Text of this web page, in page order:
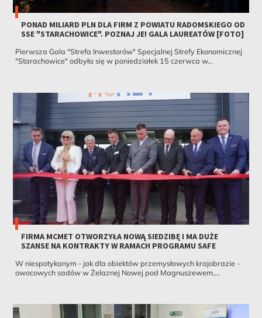
PONAD MILIARD PLN DLA FIRM Z POWIATU RADOMSKIEGO OD
SSE "STARACHOWICE". POZNAJ JE! GALA LAUREATÓW [FOTO]
Pierwsza Gala "Strefa Inwestorów" Specjalnej Strefy Ekonomicznej
"Starachowice" odbyła się w poniedziałek 15 czerwca w...
FIRMA MCMET OTWORZYŁA NOWĄ SIEDZIBĘ I MA DUŻE
SZANSE NA KONTRAKTY W RAMACH PROGRAMU SAFE
W niespotykanym - jak dla obiektów przemysłowych krajobrazie -
owocowych sadów w Żelaznej Nowej pod Magnuszewem,...